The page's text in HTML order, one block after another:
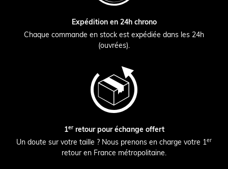
Expédition en 24h chrono
Chaque commande en stock est expédiée dans les 24h
(ouvrées).
1erretour pour échange offert
Un doute sur votre taille ? Nous prenons en charge votre 1er
retour en France métropolitaine.